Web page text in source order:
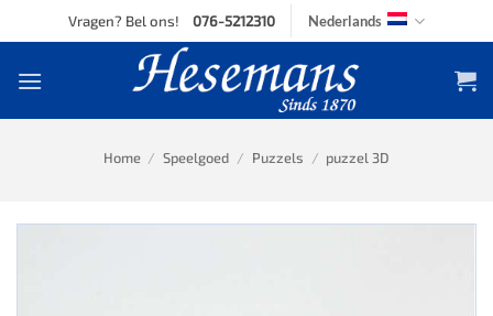
to
Vragen? Bel ons! 076-5212310 Nederlands
Home / Speelgoed / Puzzels / puzzel 3D